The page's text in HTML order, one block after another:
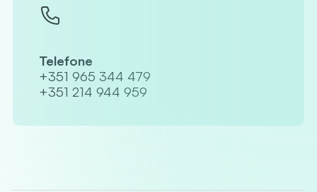
Telefone
+351 965 344 479
+351 214 944 959